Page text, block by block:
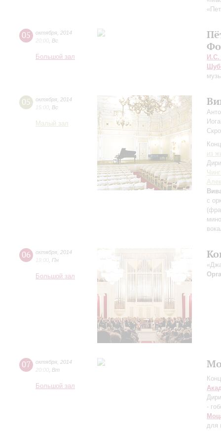
05 октября 2014
20:00 Вс
Большой зал
И.С.
05 октября 2014
15:00 Вс
Малый зал
из
с
06 октября 2014
19:00 Пн
Большой зал
07 октября 2014
20:00 Вт
Большой зал
-
для